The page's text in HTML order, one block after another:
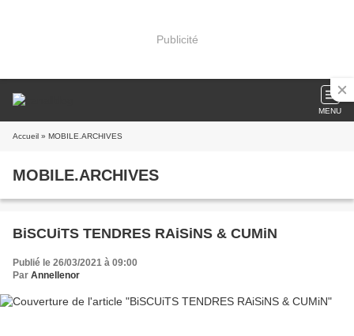
Publicité
MENU
Accueil » MOBILE.ARCHIVES
MOBILE.ARCHIVES
BiSCUiTS TENDRES RAiSiNS & CUMiN
Publié le 26/03/2021 à 09:00
Par Annellenor